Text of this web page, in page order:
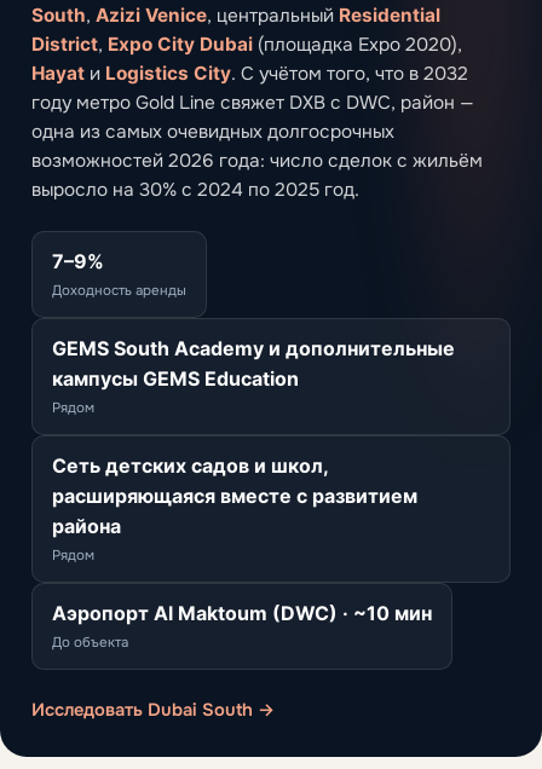
South, Azizi Venice, центральный Residential
District, Expo City Dubai (площадка Expo 2020),
Hayat и Logistics City. С учётом того, что в 2032
году метро Gold Line свяжет DXB с DWC, район —
одна из самых очевидных долгосрочных
возможностей 2026 года: число сделок с жильём
выросло на 30% с 2024 по 2025 год.
7–9%
Доходность аренды
GEMS South Academy и дополнительные
кампусы GEMS Education
Рядом
Сеть детских садов и школ,
расширяющаяся вместе с развитием
района
Рядом
Аэропорт Al Maktoum (DWC) · ~10 мин
До объекта
Исследовать Dubai South →